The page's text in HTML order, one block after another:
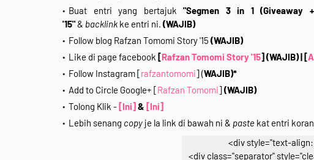
Buat entri yang bertajuk"Segmen 3 in 1 (Giveaway
'15"& backlink ke entri ni. (WAJIB)
Follow blog Rafzan Tomomi Story '15 (WAJIB)
Like di page facebook [Rafzan Tomomi Story '15](WAJIB)| [
Follow Instagram [rafzantomomi] (WAJIB)*
Add to Circle Google+ [Rafzan Tomomi](WAJIB)
Tolong Klik - [Ini] & [Ini]
Lebih senang copy je la link di bawah ni & paste kat entri
<div style="text-
<div class="separator"